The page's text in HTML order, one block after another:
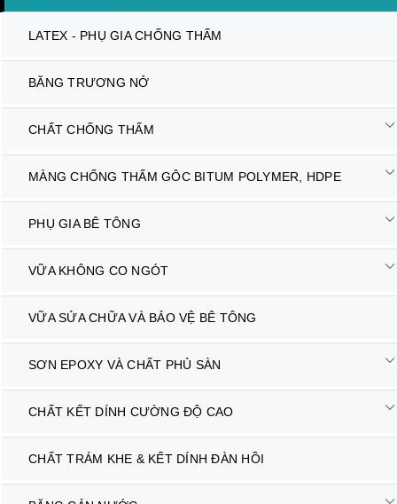
LATEX - PHỤ GIA CHỐNG THẤM
BĂNG TRƯƠNG NỞ
CHẤT CHỐNG THẤM
MÀNG CHỐNG THẤM GÔC BITUM POLYMER, HDPE
PHỤ GIA BÊ TÔNG
VỮA KHÔNG CO NGÓT
VỮA SỬA CHỮA VÀ BẢO VỆ BÊ TÔNG
SƠN EPOXY VÀ CHẤT PHỦ SÀN
CHẤT KẾT DÍNH CƯỜNG ĐỘ CAO
CHẤT TRÁM KHE & KẾT DÍNH ĐÀN HỒI